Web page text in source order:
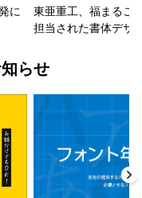
に
東亜重工、福まるご
担当された書体デザ
らせ